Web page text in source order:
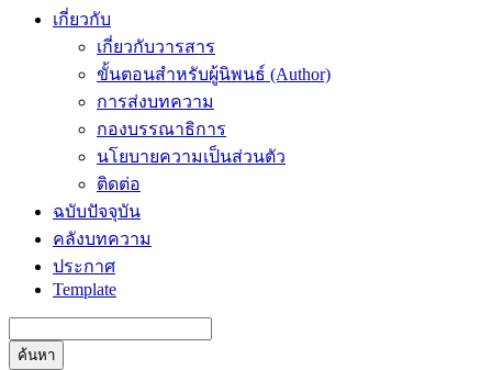
เกี่ยวกับ
เกี่ยวกับวารสาร
ขั้นตอนสำหรับผู้นิพนธ์ (Author)
การส่งบทความ
กองบรรณาธิการ
นโยบายความเป็นส่วนตัว
ติดต่อ
ฉบับปัจจุบัน
คลังบทความ
ประกาศ
Template
ค้นหา